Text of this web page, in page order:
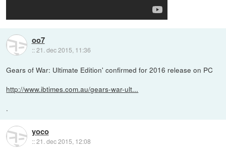
oo7
::21. dec 2015, 11:36
Gears of War: Ultimate Edition' confirmed for 2016 release on PC
http://www.ibtimes.com.au/gears-war-ult...
.
yoco
::21. dec 2015, 12:08